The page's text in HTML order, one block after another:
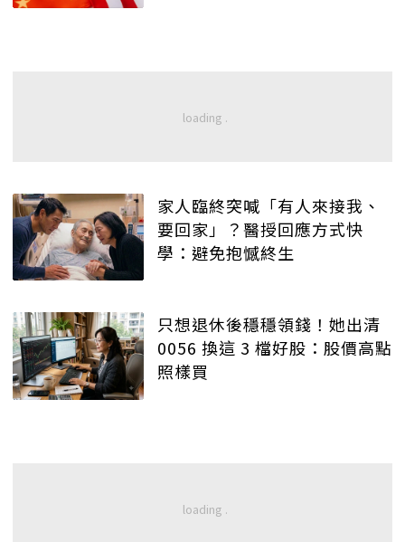
家人臨終突喊「有人來接我、
要回家」？醫授回應方式快
學：避免抱憾終生
只想退休後穩穩領錢！她出清
0056 換這 3 檔好股：股價高點
照樣買